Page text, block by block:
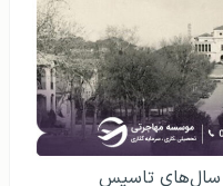
سال‌های تاسیس